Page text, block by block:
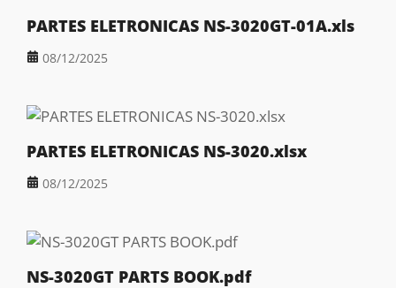
PARTES ELETRONICAS NS-3020GT-01A.xls
08/12/2025
PARTES ELETRONICAS NS-3020.xlsx
08/12/2025
NS-3020GT PARTS BOOK.pdf